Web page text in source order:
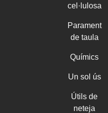
cel·lulosa
Parament
de taula
Químics
Un sol ús
Útils de
neteja